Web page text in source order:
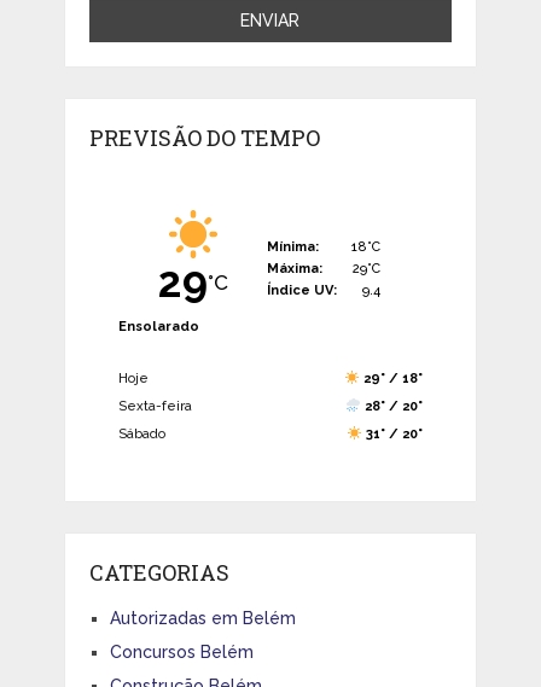
PREVISÃO DO TEMPO
29°C
Mínima:
18°C
Máxima:
29°C
Índice UV:
9.4
Ensolarado
Hoje
29° / 18°
Sexta-feira
28° / 20°
Sábado
31° / 20°
CATEGORIAS
Autorizadas em Belém
Concursos Belém